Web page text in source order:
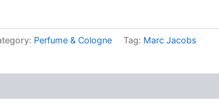
Perfume & Cologne Tag: Marc Jacobs